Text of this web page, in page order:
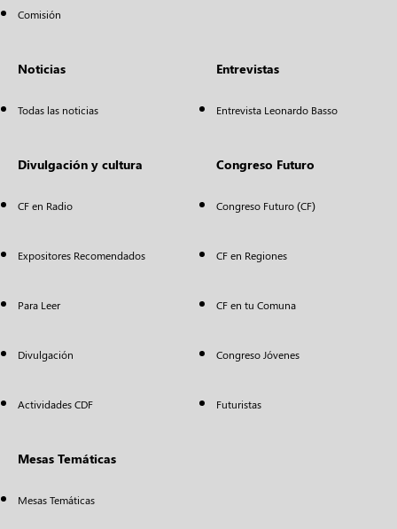
Comisión
Noticias
Todas las noticias
Entrevistas
Entrevista Leonardo Basso
Divulgación y cultura
CF en Radio
Expositores Recomendados
Para Leer
Divulgación
Actividades CDF
Congreso Futuro
Congreso Futuro (CF)
CF en Regiones
CF en tu Comuna
Congreso Jóvenes
Futuristas
Mesas Temáticas
Mesas Temáticas